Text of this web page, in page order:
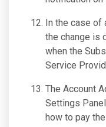
In the case of
the change is
when the
Service
The Account
Settings
how to pay